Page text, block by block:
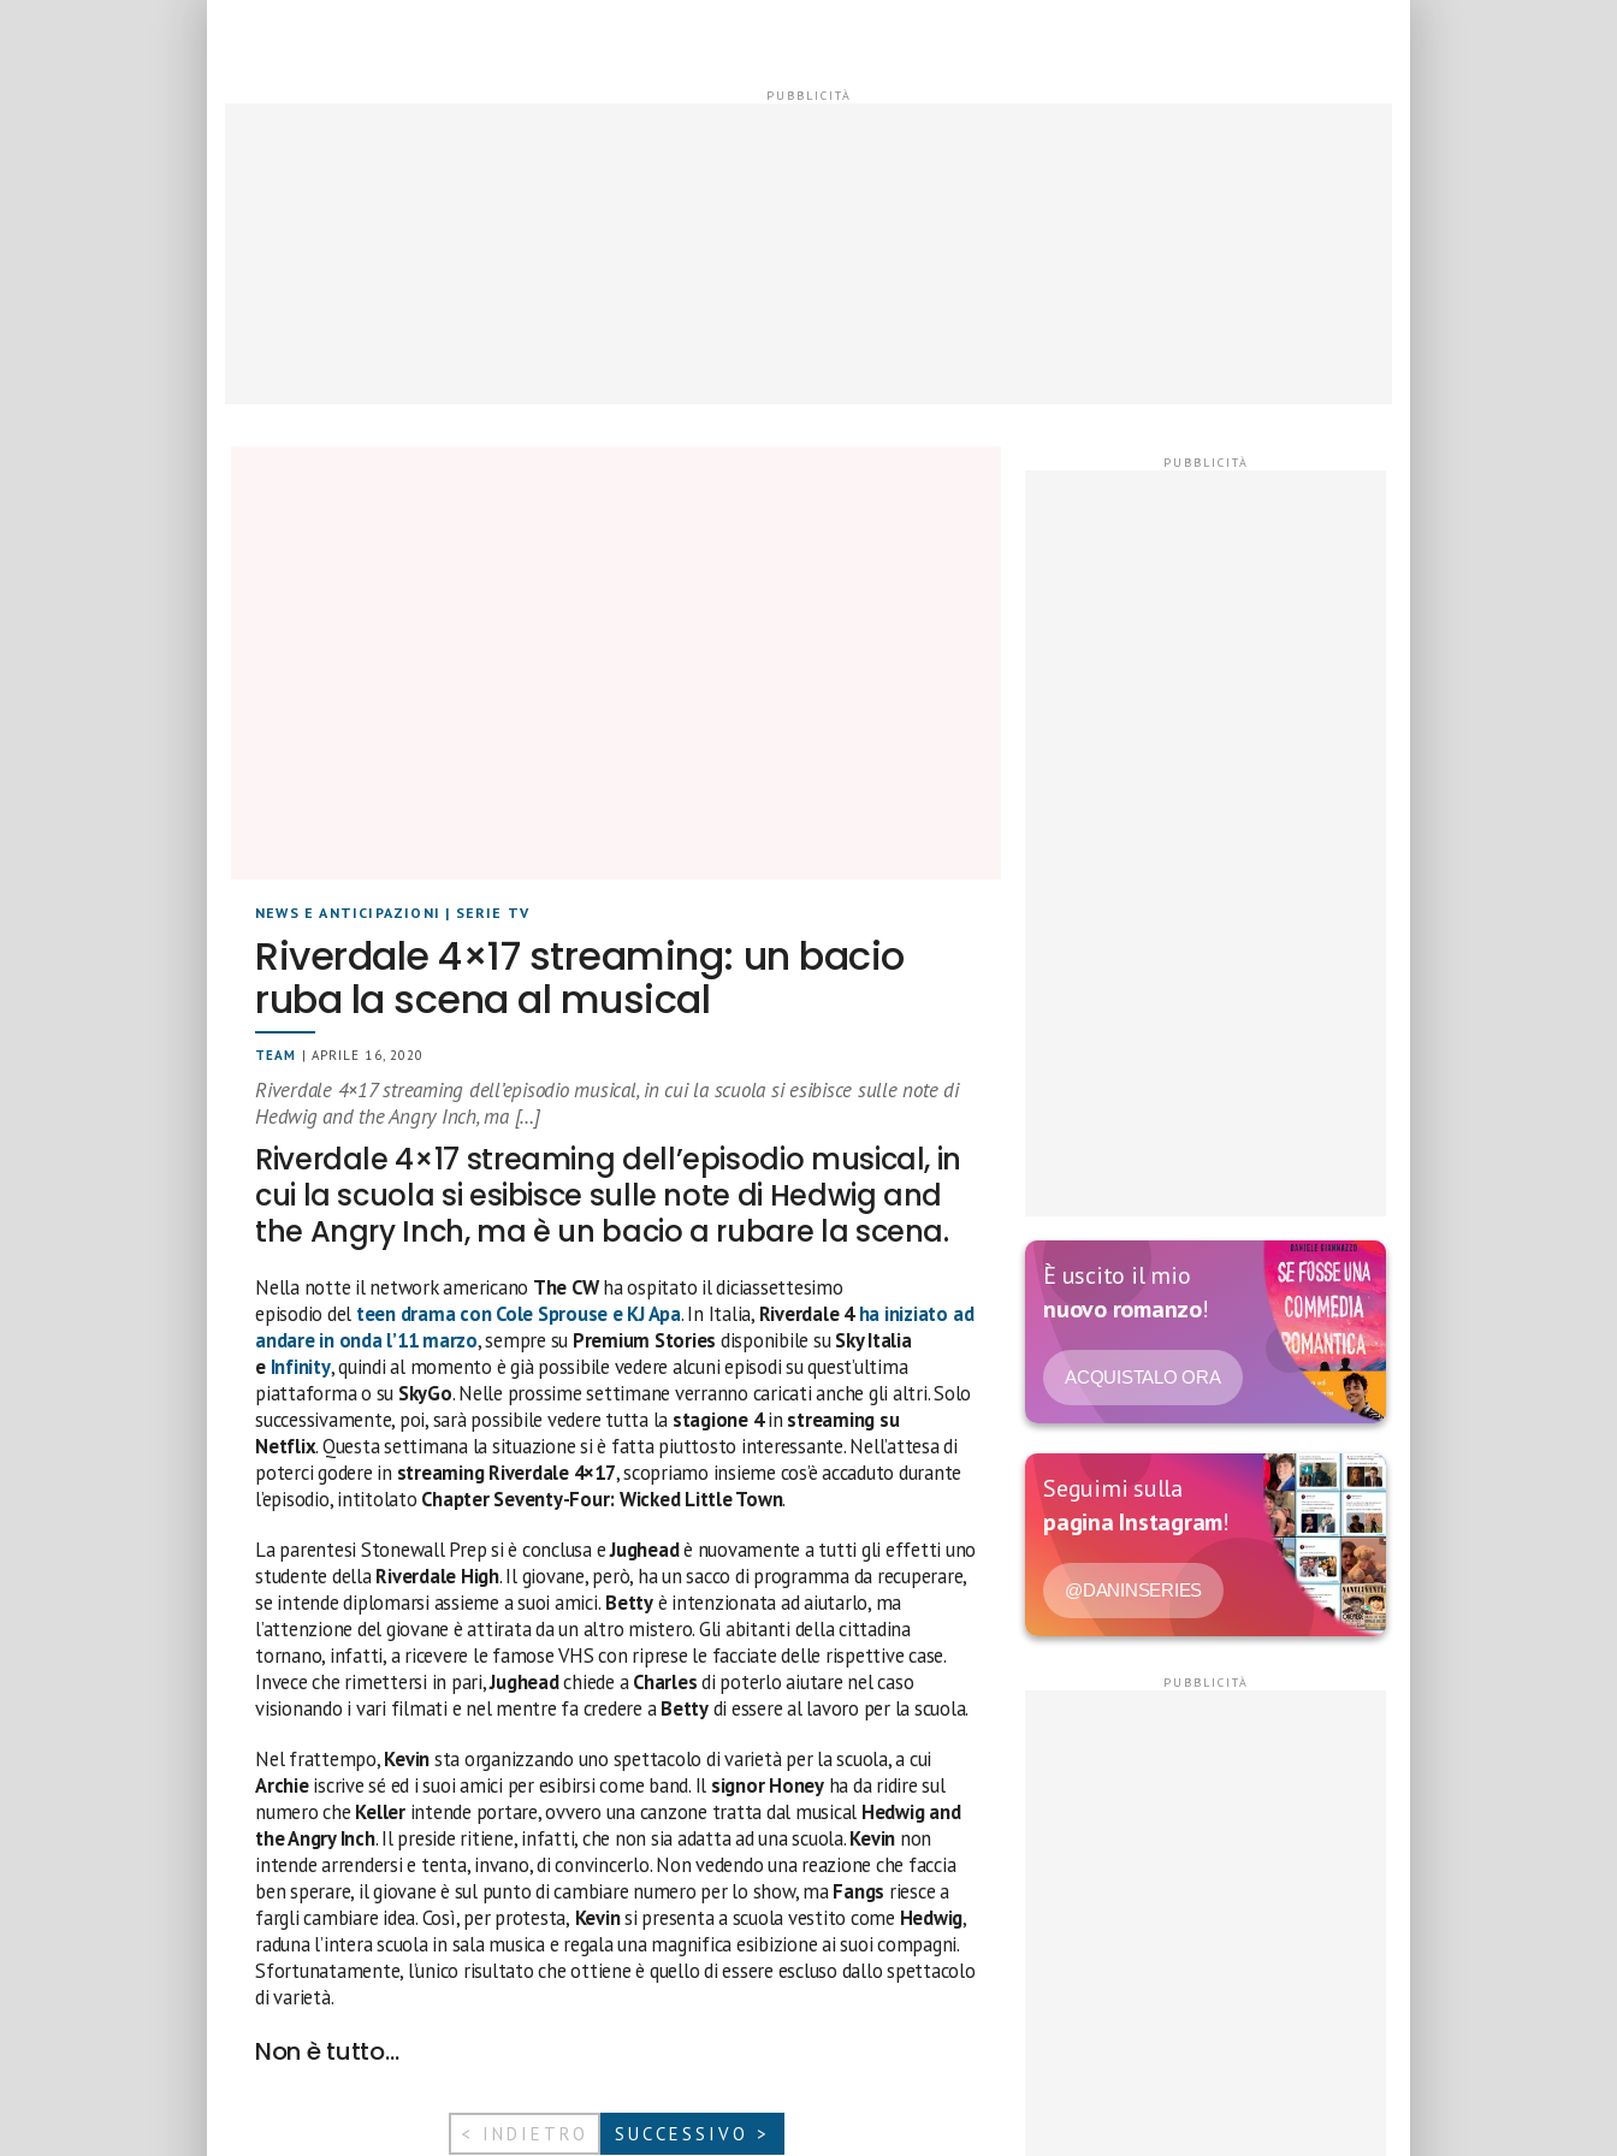
NEWS E ANTICIPAZIONI | SERIE TV
Riverdale 4×17 streaming: un bacio
ruba la scena al musical
TEAM | APRILE 16, 2020
Riverdale 4×17 streaming dell’episodio musical, in cui la scuola si esibisce sulle note di
Hedwig and the Angry Inch, ma […]
Riverdale 4×17 streaming dell’episodio musical, in
cui la scuola si esibisce sulle note di Hedwig and
the Angry Inch, ma è un bacio a rubare la scena.
Nella notte il network americano The CWha ospitato il diciassettesimo
episodio del teen drama con Cole Sprouse e KJ Apa. In Italia, Riverdale 4ha iniziato ad
andare in onda l’11 marzo, sempre su Premium Stories disponibile suSky Italia
e Infinity, quindi al momento è già possibile vedere alcuni episodi su quest’ultima
piattaforma o su SkyGo. Nelle prossime settimane verranno caricati anche gli altri. Solo
successivamente, poi, sarà possibile vedere tutta la stagione 4in streaming su
Netflix. Questa settimana la situazione si è fatta piuttosto interessante. Nell’attesa di
poterci godere in streaming Riverdale 4×17, scopriamo insieme cos’è accaduto durante
l’episodio, intitolato Chapter Seventy-Four:Wicked Little Town.
La parentesi Stonewall Prep si è conclusa eJugheadè nuovamente a tutti gli effetti uno
studente dellaRiverdale High. Il giovane, però, ha un sacco di programma da recuperare,
se intende diplomarsi assieme a suoi amici. Bettyè intenzionata ad aiutarlo, ma
l’attenzione del giovane è attirata da un altro mistero. Gli abitanti della cittadina
tornano, infatti, a ricevere le famose VHS con riprese le facciate delle rispettive case.
Invece che rimettersi in pari,Jugheadchiede aCharlesdi poterlo aiutare nel caso
visionando i vari filmati e nel mentre fa credere aBettydi essere al lavoro per la scuola.
Nel frattempo,Kevinsta organizzando uno spettacolo di varietà per la scuola, a cui
Archieiscrive sé ed i suoi amici per esibirsi come band. Il signor Honeyha da ridire sul
numero che Kellerintende portare, ovvero una canzone tratta dal musical Hedwig and
the Angry Inch. Il preside ritiene, infatti, che non sia adatta ad una scuola.Kevin non
intende arrendersi e tenta, invano, di convincerlo. Non vedendo una reazione che faccia
ben sperare, il giovane è sul punto di cambiare numero per lo show, maFangs riesce a
fargli cambiare idea. Così, per protesta, Kevinsi presenta a scuola vestito come Hedwig,
raduna l’intera scuola in sala musica e regala una magnifica esibizione ai suoi compagni.
Sfortunatamente, l’unico risultato che ottiene è quello di essere escluso dallo spettacolo
di varietà.
Non è tutto…
< INDIETRO SUCCESSIVO >
È uscito il mio
nuovo romanzo!
ACQUISTALO ORA
Seguimi sulla
pagina Instagram!
@DANINSERIES